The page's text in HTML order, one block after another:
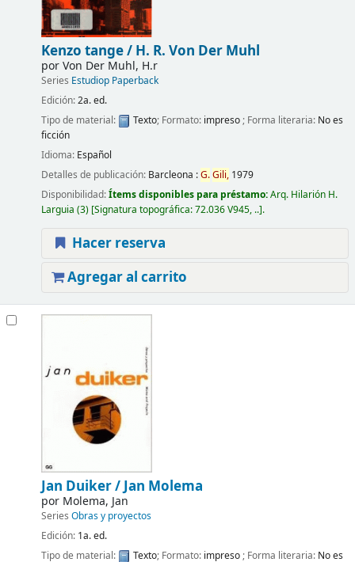
Kenzo tange / H. R. Von Der Muhl
porVon Der Muhl, H.r
Series Estudiop Paperback
Edición:2a. ed.
Tipo de material:
Texto; Formato: impreso; Forma literaria: No es
ficción
Idioma: Español
Detalles de publicación: Barcleona :G.Gili, 1979
Disponibilidad:Ítems disponibles para préstamo:Arq. Hilarión H.
Larguia (3) Signatura topográfica:72.036 V945, .. .
Hacer reserva
Agregar al carrito
Jan Duiker /Jan Molema
por Molema, Jan
Series Obras y proyectos
Edición: 1a. ed.
Tipo de material:
Texto; Formato: impreso; Forma literaria: No es